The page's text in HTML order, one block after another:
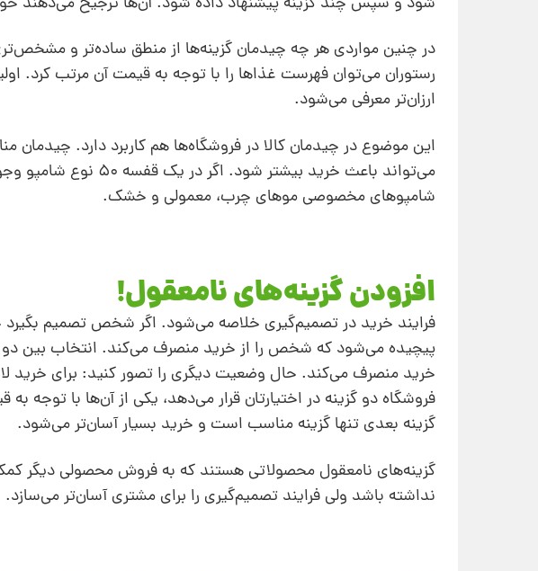
در چنین مواردی هر چه چیدمان گزینه‌ها از منطق ساده‌تر و
رستوران می‌توان فهرست غذاها را با توجه به قیمت آن مرتب کرد.
ارزان‌تر معرفی می‌شود.
این موضوع در چیدمان کالا در فروشگاه‌ها هم کاربرد دارد.
می‌تواند باعث خرید
شامپوهای مخصوصی موهای چرب، معمولی و خشک.
افزودن گزینه‌های نامعقول!
فرایند خرید در تصمیم‌گیری خلاصه می‌شود. اگر شخص تصمیم
پیچیده می‌شود که شخص را از خرید منصرف می‌کند. انتخاب بین دو
خرید منصرف می‌کند. حال وضعیت دیگری را تصور کنید: برای خرید
فروشگاه دو گزینه در اختیارتان قرار می‌دهد، یکی از آن‌ها با توجه
گزینه بعدی تنها گزینه مناسب است و خرید بسیار آسان‌تر می‌شود.
گزینه‌های نامعقول محصولاتی هستند که به فروش محصولی دیگر
نداشته باشد ولی فرایند تصمیم‌گیری را برای مشتری آسان‌تر می‌سازد.